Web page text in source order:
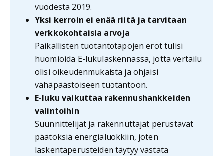
vuodesta 2019.
Yksi kerroin ei enää riitä ja tarvitaan
verkkokohtaisia arvoja
Paikallisten tuotantotapojen erot tulisi
huomioida E-lukulaskennassa, jotta vertailu
olisi oikeudenmukaista ja ohjaisi
vähäpäästöiseen tuotantoon.
E-luku vaikuttaa rakennushankkeiden
valintoihin
Suunnittelijat ja rakennuttajat perustavat
päätöksiä energialuokkiin, joten
laskentaperusteiden täytyy vastata